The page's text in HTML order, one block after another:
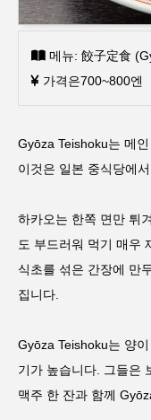
메뉴: 餃子定食
가격은700~800엔
Gyōza Teishoku는 메
이것은 일본 중식당에
하카오는 한쪽 면만 튀
도 부드러워 먹기 매우
식초를 섞은 간장에 만
집니다.
Gyōza Teishoku는 양
기가 높습니다. 그들은
맥주 한 잔과 함께